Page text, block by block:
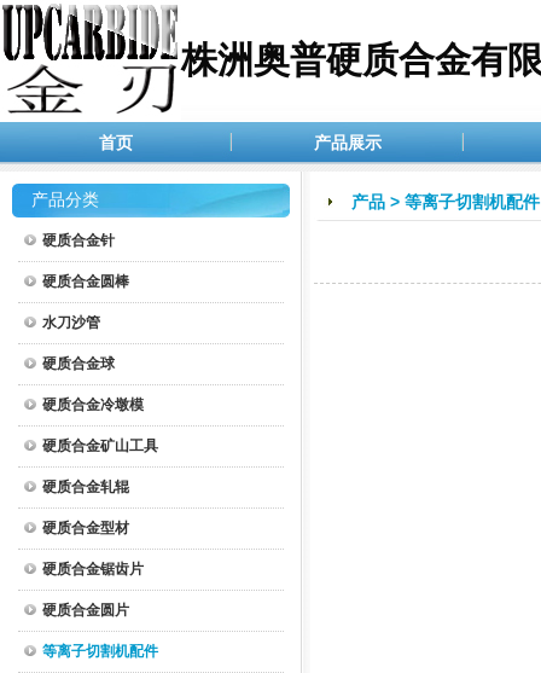
株洲奥普硬质合金有
首页 产品展示
产品分类
硬质合金针
硬质合金圆棒
水刀沙管
硬质合金球
硬质合金冷墩模
硬质合金矿山工具
硬质合金轧辊
硬质合金型材
硬质合金锯齿片
硬质合金圆片
等离子切割机配件
产品 > 等离子切割机配件